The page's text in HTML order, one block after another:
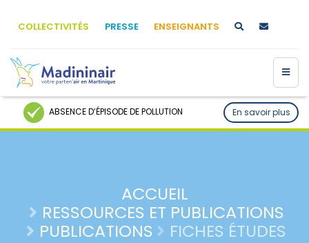
COLLECTIVITÉS PRESSE ENSEIGNANTS
ABSENCE D’ÉPISODE DE POLLUTION En savoir plus
ACCUEIL
RESSOURCES ET PUBLICATIONS
PUBLICATIONS
FICHES ÉTUDES